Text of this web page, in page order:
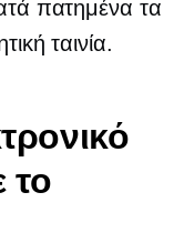
πατημένα τα
ταινία.
το